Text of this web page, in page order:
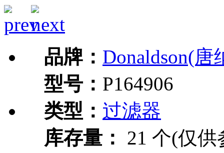
品牌： Donaldson(唐
型号： P164906
类型： 过滤器
库存量：
21 个(仅供